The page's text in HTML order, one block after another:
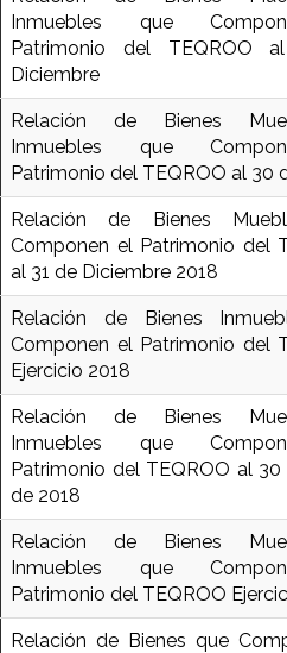
Inmuebles que
Patrimonio del TEQROO
Diciembre
Relación de Bienes
Inmuebles que
Patrimonio del TEQROO al 30
Relación de Bienes
Componen el Patrimonio del
al 31 de Diciembre 2018
Relación de Bienes
Componen el Patrimonio del
Ejercicio 2018
Relación de Bienes
Inmuebles que
Patrimonio del TEQROO al 30
de 2018
Relación de Bienes
Inmuebles que
Patrimonio del TEQROO
Relación de Bienes que